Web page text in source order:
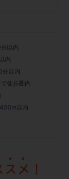
以内
内
分以内
で徒歩圏内
以内